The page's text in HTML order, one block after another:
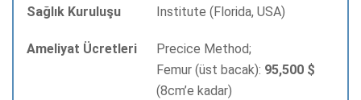
Institute (Florida, USA)
Precice Method;
Femur (üst bacak): 95,500 $
(8cm’e kadar)